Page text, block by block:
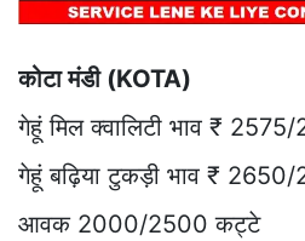
कोटा मंडी (KOTA)
गेहूं मिल क्वालिटी भाव ₹
गेहूं बढ़िया टुकड़ी भाव ₹
आवक 2000/2500 कट्टे